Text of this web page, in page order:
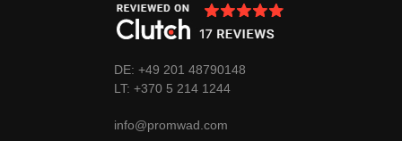
DE: +49 201 48790148
LT: +3705 214 1244
info@promwad.com